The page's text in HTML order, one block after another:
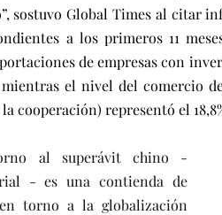
sostuvo Global Times al citar
a los primeros 11
de empresas con
el nivel del comercio
cooperación) representó el
al superávit chino -
- es una contienda de
torno a la globalización